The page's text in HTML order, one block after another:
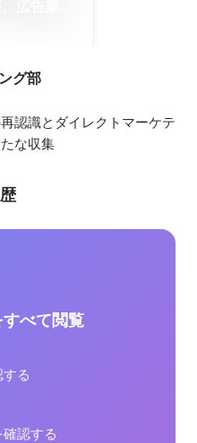
グ部
認識とダイレクトマーケテ
な収集
べて閲覧
る
認する